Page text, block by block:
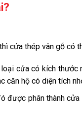
cửa thép vân gỗ có
cửa có kích
căn hộ có diện tích
được phân thành